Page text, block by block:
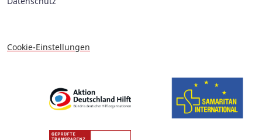
Cookie-Einstellungen